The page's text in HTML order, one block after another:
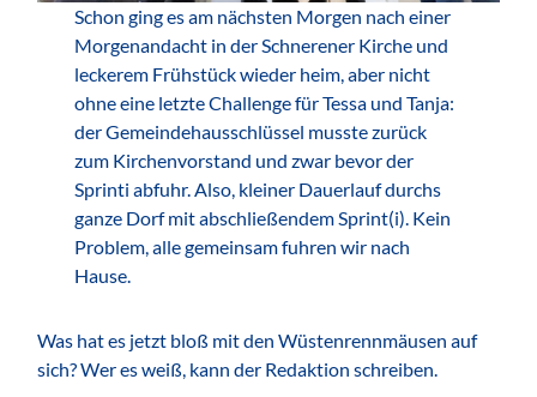
Schon ging es am nächsten Morgen nach einer
Morgenandacht in der Schnerener Kirche und
leckerem Frühstück wieder heim, aber nicht
ohne eine letzte Challenge für Tessa und Tanja:
der Gemeindehausschlüssel musste zurück
zum Kirchenvorstand und zwar bevor der
Sprinti abfuhr. Also, kleiner Dauerlauf durchs
ganze Dorf mit abschließendem Sprint(i). Kein
Problem, alle gemeinsam fuhren wir nach
Hause.
Was hat es jetzt bloß mit den Wüstenrennmäusen auf
sich? Wer es weiß, kann der Redaktion schreiben.